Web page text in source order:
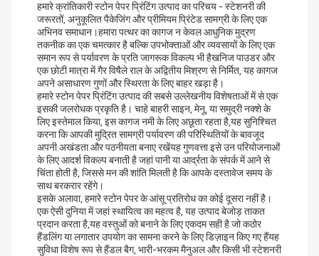
हमारे क्रांतिकारी स्टोन पेपर प्रिंटिंग उत्पाद का परिचय - स्टेशनरी की
जरूरतों, अनुकूलित पैकेजिंग और प्रीमियम प्रिंटेड सामग्री के लिए एक
अभिनव समाधान।हमारा पत्थर का कागज न केवल आधुनिक मुद्रण
तकनीक का एक चमत्कार है बल्कि उपभोक्ताओं और व्यवसायों के लिए एक
समान रूप से पर्यावरण के प्रति जागरूक विकल्प भी हैखनिज पाउडर और
एक छोटी मात्रा में गैर विषैले राल के अद्वितीय मिश्रण से निर्मित, यह कागज
अपने असाधारण गुणों और स्थिरता के लिए बाहर खड़ा है।
हमारे स्टोन पेपर प्रिंटिंग उत्पाद की सबसे उल्लेखनीय विशेषताओं में से एक
इसकी जलरोधक प्रकृति है। चाहे बाहरी साइन, मेनू, या समुद्री नक्शे के
लिए इस्तेमाल किया, इस कागज नमी के लिए अछूता रहता है,यह सुनिश्चित
करना कि आपकी मुद्रित सामग्री पर्यावरण की परिस्थितियों के बावजूद
अपनी अखंडता और पठनीयता बनाए रखेंयह गुणवत्ता इसे उन परियोजनाओं
के लिए आदर्श विकल्प बनाती है जहां पानी या आर्द्रता के संपर्क में आने से
चिंता होती है, जिससे मन की शांति मिलती है कि आपके दस्तावेज समय के
साथ बरकरार रहेंगे।
इसके अलावा, हमारे स्टोन पेपर के आंसू प्रतिरोध का कोई दूसरा नहीं है।
एक ऐसी दुनिया में जहां स्थायित्व का महत्व है, यह उत्पाद बेजोड़ ताकत
प्रदान करता है,यह वस्तुओं को बनाने के लिए एकदम सही है जो कठोर
हैंडलिंग या लगातार उपयोग का सामना करने के लिए डिज़ाइन किए गए हैंयह
सुविधा विशेष रूप से हैंडल बैग, भारी-भरकम मैनुअल और किसी भी स्टेशनरी